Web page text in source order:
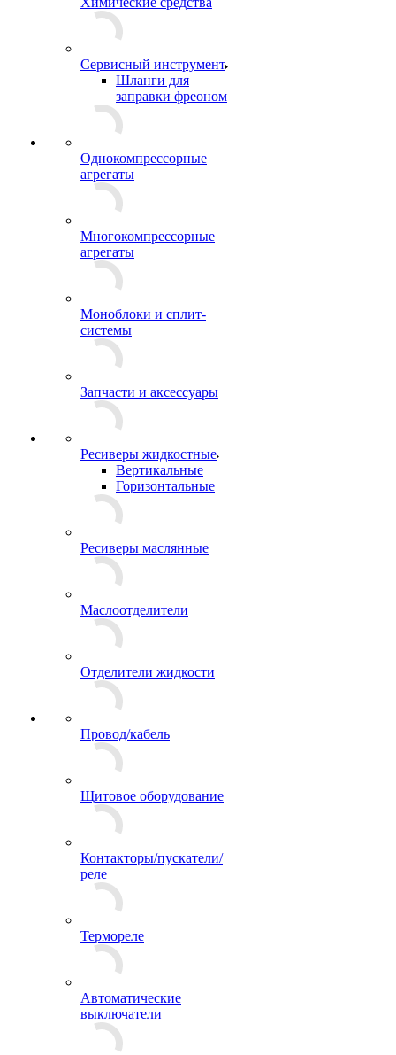
Сервисный инструмент
Шланги для
заправки фреоном
Однокомпрессорные
агрегаты
Многокомпрессорные
агрегаты
Моноблоки и сплит-
системы
Запчасти и аксессуары
Ресиверы жидкостные
Вертикальные
Горизонтальные
Ресиверы маслянные
Маслоотделители
Отделители жидкости
Провод/кабель
Щитовое оборудование
Контакторы/пускатели/
реле
Термореле
Автоматические
выключатели